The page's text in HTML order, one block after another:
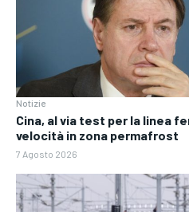
Notizie
Cina, al via test per la linea
velocità in zona permafrost
7 Agosto 2026